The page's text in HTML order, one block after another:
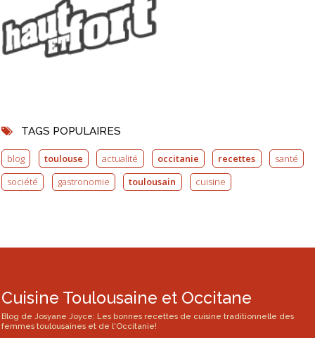
TAGS POPULAIRES
blog toulouse actualité occitanie recettes
santé
société
gastronomie toulousain cuisine
Cuisine Toulousaine et Occitane
Blog de Josyane Joyce: Les bonnes recettes de cuisine traditionnelle des
femmes toulousaines et de l'Occitanie!